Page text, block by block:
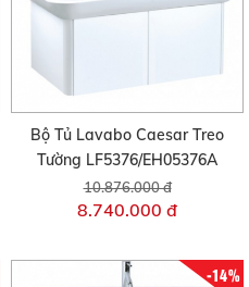
Bộ Tủ Lavabo Caesar Treo
Tường LF5376/EH05376A
10.876.000 đ
8.740.000 đ
-14%